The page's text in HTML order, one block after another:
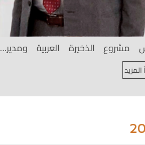
مشروع الذخيرة العربية ومدير…
المزيد